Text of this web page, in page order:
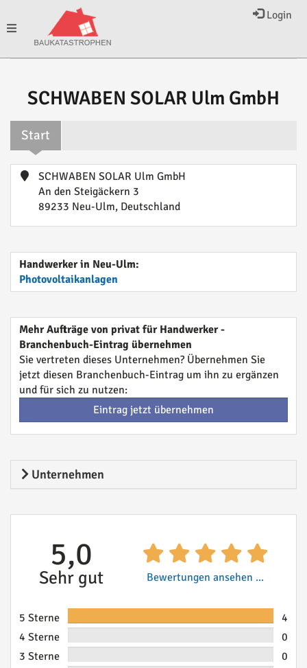
Login
Toggle
SCHWABEN SOLAR Ulm GmbH
Start
SCHWABEN SOLAR Ulm GmbH
An den Steigäckern 3
89233 Neu-Ulm, Deutschland
Handwerker in Neu-Ulm:
Photovoltaikanlagen
Mehr Aufträge von privat für Handwerker -
Branchenbuch-Eintrag übernehmen
Sie vertreten dieses Unternehmen? Übernehmen Sie
jetzt diesen Branchenbuch-Eintrag um ihn zu ergänzen
und für sich zu nutzen:
Eintrag jetzt übernehmen
Unternehmen
5,0
Sehr gut Bewertungen ansehen ...
5 Sterne
4
4 Sterne
0
3 Sterne
0